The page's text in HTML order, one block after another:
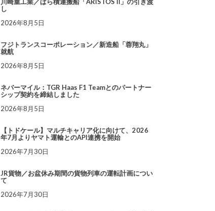
し
2026年8月5日
フジトランスコーポレーション／新造船「蓉翔丸」
就航
2026年8月5日
ネバーマイル：TGR Haas F1 Teamとのパートナー
シップ契約を締結しました
2026年8月5日
【トドケール】マルチキャリア化に向けて、2026
年7月よりヤマト運輸とのAPI連携を開始
2026年7月30日
JR貨物／お盆休み期間の貨物列車の運転計画につい
て
2026年7月30日